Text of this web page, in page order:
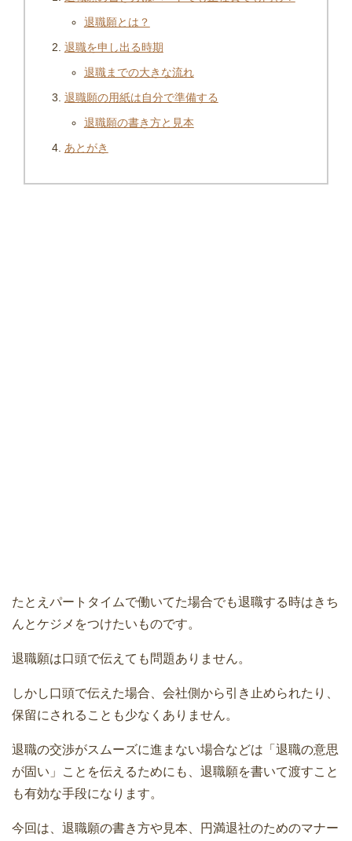
退職願とは？
退職を申し出る時期
退職までの大きな流れ
退職願の用紙は自分で準備する
退職願の書き方と見本
あとがき
たとえパートタイムで働いてた場合でも退職する時はきち
んとケジメをつけたいものです。
退職願は口頭で伝えても問題ありません。
しかし口頭で伝えた場合、会社側から引き止められたり、
保留にされることも少なくありません。
退職の交渉がスムーズに進まない場合などは「退職の意思
が固い」ことを伝えるためにも、退職願を書いて渡すこと
も有効な手段になります。
今回は、退職願の書き方や見本、円満退社のためのマナー